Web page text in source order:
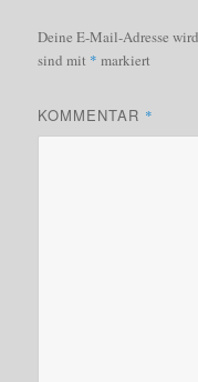
Deine E-Mail-Adresse
sind mit * markiert
KOMMENTAR *